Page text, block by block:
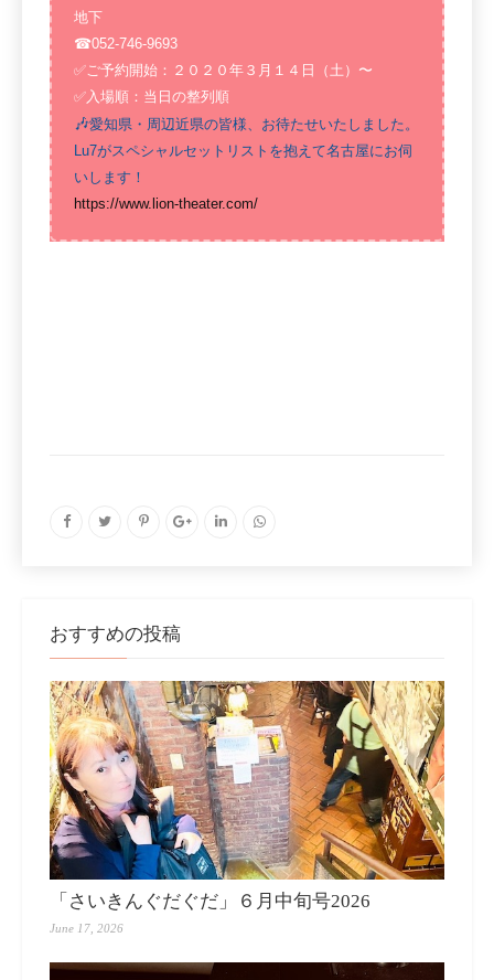
地下
☎︎052-746-9693
✅ご予約開始：２０２０年３月１４日（土）〜
✅入場順：当日の整列順
🎶愛知県・周辺近県の皆様、お待たせいたしました。
Lu7がスペシャルセットリストを抱えて名古屋にお伺
いします！
https://www.lion-theater.com/
おすすめの投稿
「さいきんぐだぐだ」６月中旬号2026
June 17, 2026